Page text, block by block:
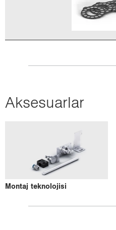
Ak­se­su­ar­lar
Mon­taj tek­no­lo­ji­si